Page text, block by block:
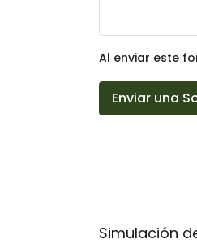
Al enviar este
Enviar una
Simulación